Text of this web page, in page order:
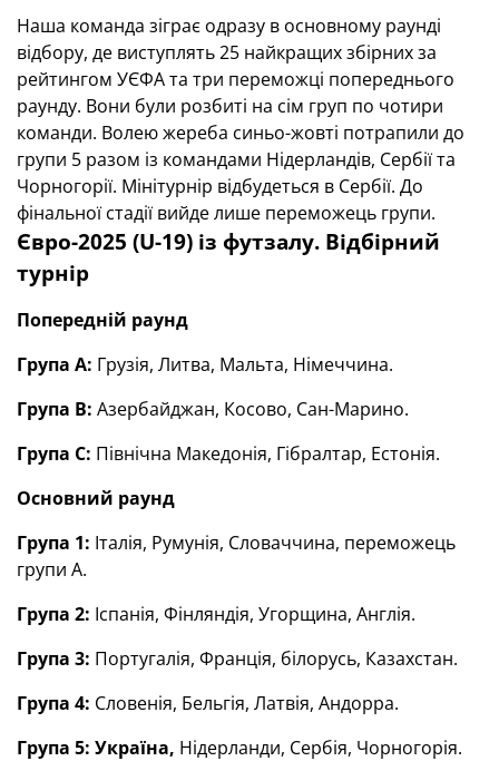
Наша команда зіграє одразу в основному раунді
відбору, де виступлять 25 найкращих збірних за
рейтингом УЄФА та три переможці попереднього
раунду. Вони були розбиті на сім груп по чотири
команди. Волею жереба синьо-жовті потрапили до
групи 5 разом із командами Нідерландів, Сербії та
Чорногорії. Мінітурнір відбудеться в Сербії. До
фінальної стадії вийде лише переможець групи.
Євро-2025 (U-19) із футзалу. Відбірний
турнір
Попередній раунд
Група А: Грузія, Литва, Мальта, Німеччина.
Група В: Азербайджан, Косово, Сан-Марино.
Група С: Північна Македонія, Гібралтар, Естонія.
Основний раунд
Група 1: Італія, Румунія, Словаччина, переможець
групи А.
Група 2: Іспанія, Фінляндія, Угорщина, Англія.
Група 3: Португалія, Франція, білорусь, Казахстан.
Група 4: Словенія, Бельгія, Латвія, Андорра.
Група 5: Україна, Нідерланди, Сербія, Чорногорія.